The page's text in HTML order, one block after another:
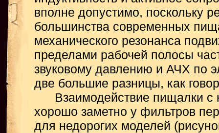
вполне допустимо, поскольку
большинства современных
механического резонанса
пределами рабочей полосы
звуковому давлению и АЧХ по
две большие разницы, как
Взаимодействие пищалки с
хорошо заметно у фильтров
для недорогих моделей